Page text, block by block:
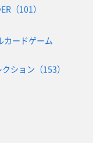
（101）
カードゲーム
ション（153）